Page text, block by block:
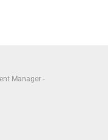
Manager -